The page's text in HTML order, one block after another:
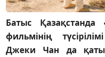
Батыс
фильмінің
Джеки Чан да